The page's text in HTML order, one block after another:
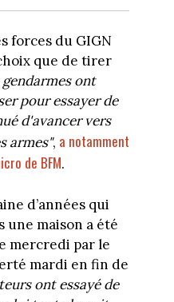
forces du GIGN
que de tirer
gendarmes ont
pour essayer de
d'avancer vers
armes", a notamment
de BFM.
d’années qui
une maison a été
mercredi par le
mardi en fin de
ont essayé de